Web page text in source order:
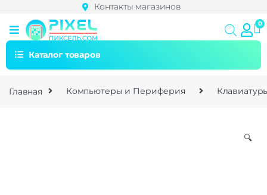
Контакты магазинов
Каталог товаров
Главная Компьютеры и Периферия
🔍